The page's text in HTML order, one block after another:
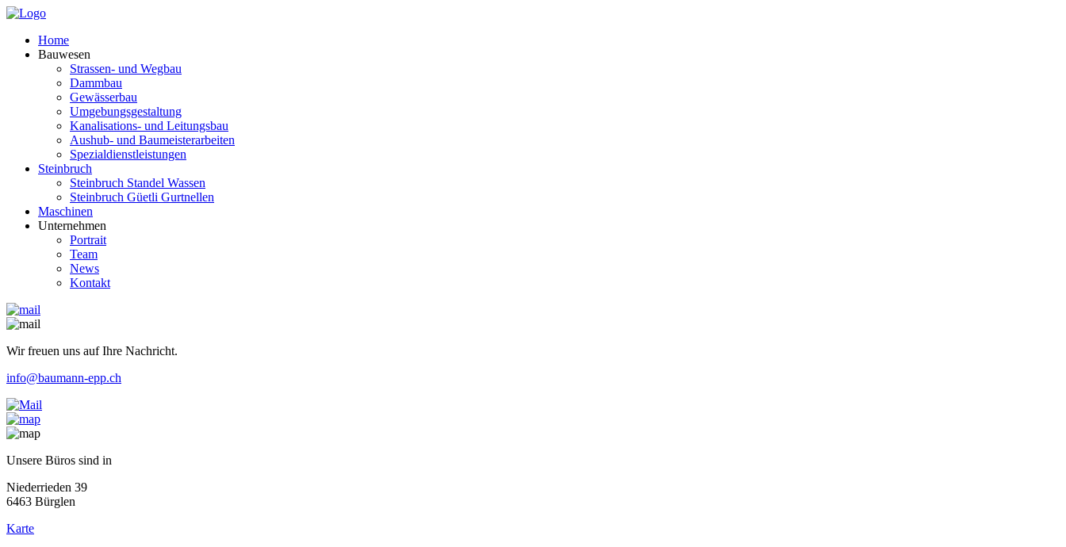
Home
Bauwesen
Strassen- und Wegbau
Dammbau
Gewässerbau
Umgebungsgestaltung
Kanalisations- und Leitungsbau
Aushub- und Baumeisterarbeiten
Spezialdienstleistungen
Steinbruch
Steinbruch Standel Wassen
Steinbruch Güetli Gurtnellen
Maschinen
Unternehmen
Portrait
Team
News
Kontakt
Wir freuen uns auf Ihre Nachricht.
info@baumann-epp.ch
Unsere Büros sind in
Niederrieden 39
6463 Bürglen
Karte